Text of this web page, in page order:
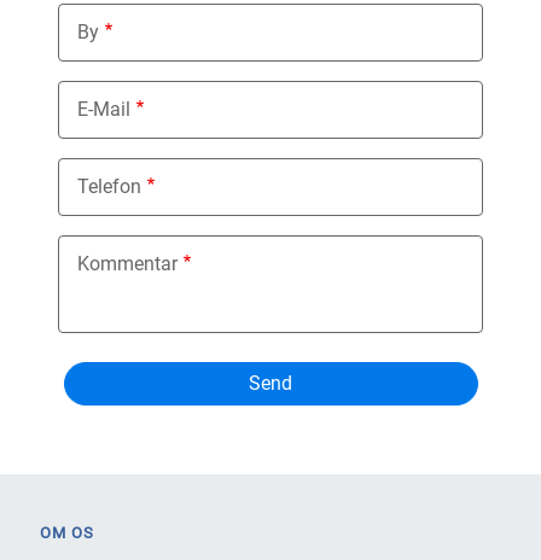
By
E-Mail
Telefon
Kommentar
OM OS